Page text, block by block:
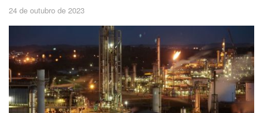
24 de outubro de 2023